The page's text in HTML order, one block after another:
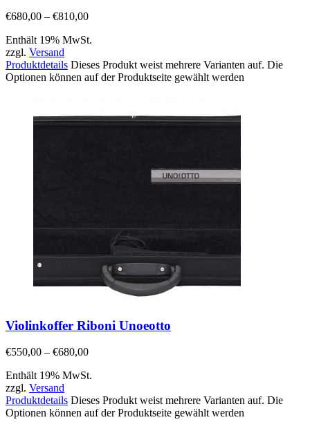
€680,00 – €810,00
Enthält 19% MwSt.
zzgl. Versand
Produktdetails Dieses Produkt weist mehrere Varianten auf. Die
Optionen können auf der Produktseite gewählt werden
Violinkoffer Riboni Unoeotto
€550,00 – €680,00
Enthält 19% MwSt.
zzgl. Versand
Produktdetails Dieses Produkt weist mehrere Varianten auf. Die
Optionen können auf der Produktseite gewählt werden